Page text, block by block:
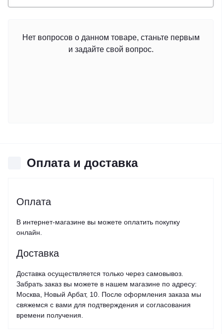
Нет вопросов о данном товаре, станьте первым
и задайте свой вопрос.
Оплата и доставка
Оплата
В интернет-магазине вы можете оплатить покупку
онлайн.
Доставка
Доставка осуществляется только через самовывоз.
Забрать заказ вы можете в нашем магазине по адресу:
Москва, Новый Арбат, 10. После оформления заказа мы
свяжемся с вами для подтверждения и согласования
времени получения.